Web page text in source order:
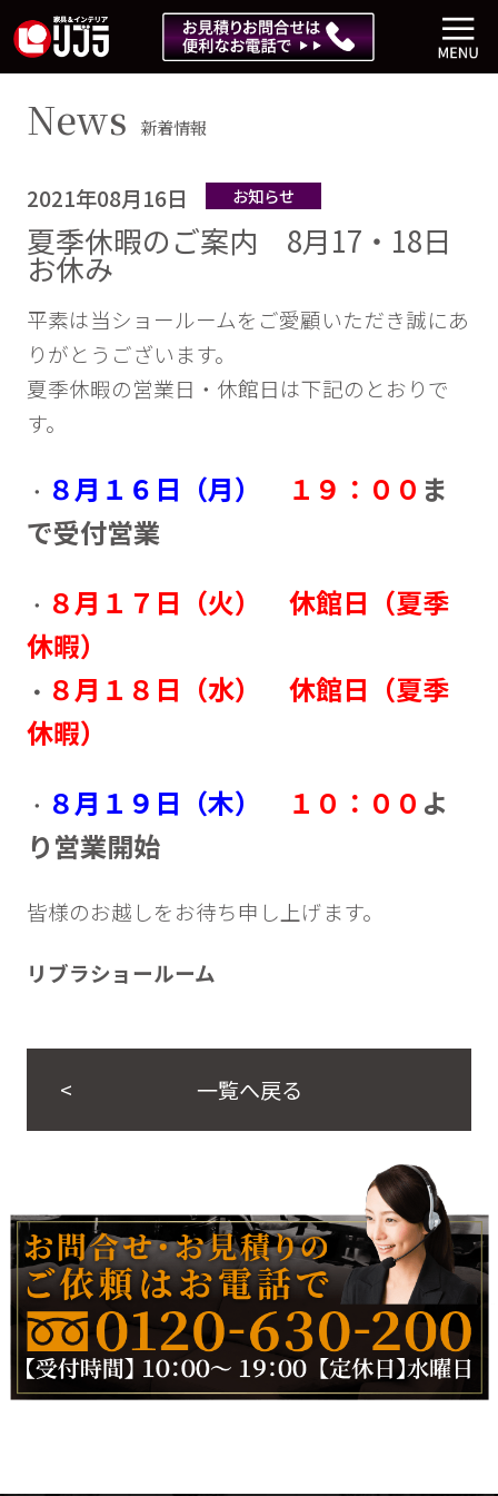
News 新着情報
お知らせ
2021年08月16日
夏季休暇のご案内 8月17・18日
お休み
平素は当ショールームをご愛顧いただき誠にあ
りがとうございます。
夏季休暇の営業日・休館日は下記のとおりで
す。
・ ８月１６日（月） １９：００ ま
で受付営業
・ ８月１７日（火） 休館日（夏季
休暇）
・ ８月１８日（水） 休館日（夏季
休暇）
・ ８月１９日（木） １０：００ よ
り営業開始
皆様のお越しをお待ち申し上げます。
リブラショールーム
一覧へ戻る